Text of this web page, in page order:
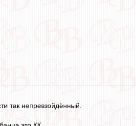
так непревзойдённый.